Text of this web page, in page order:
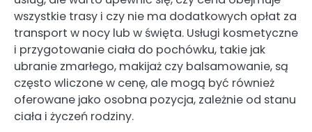
wszystkie trasy i czy nie ma dodatkowych opłat za
transport w nocy lub w święta. Usługi kosmetyczne
i przygotowanie ciała do pochówku, takie jak
ubranie zmarłego, makijaż czy balsamowanie, są
często wliczone w cenę, ale mogą być również
oferowane jako osobna pozycja, zależnie od stanu
ciała i życzeń rodziny.